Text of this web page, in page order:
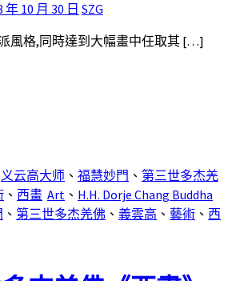
年 10 月 30 日 SZG
風格,同時達到大幅畫中任取其 […]
义云高大师 、 福慧妙門 、 第三世多杰羌
、 西畫 Art 、 H.H. Dorje Chang Buddha
、 第三世多杰羌佛 、 義雲高 、 藝術 、 西